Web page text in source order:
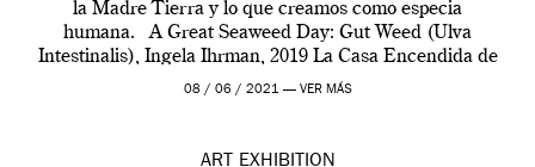
la Madre Tierra y lo que creamos como especia
humana. A Great Seaweed Day: Gut Weed (Ulva
Intestinalis), Ingela Ihrman, 2019 La Casa Encendida de
Madrid y la Wellcome […]
08 / 06 / 2021 — VER MÁS
ART EXHIBITION